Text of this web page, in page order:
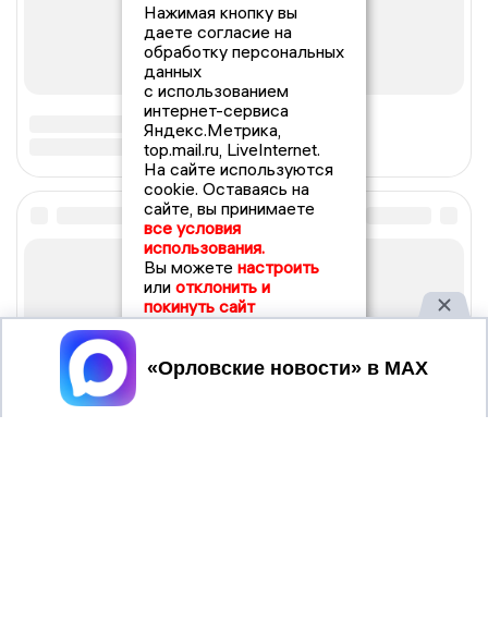
Нажимая кнопку вы
даете согласие на
обработку персональных
данных
с использованием
интернет-сервиса
Яндекс.Метрика,
top.mail.ru, LiveInternet.
На сайте используются
cookie. Оставаясь на
сайте, вы принимаете
все условия
использования.
Вы можете настроить
или отклонить и
покинуть сайт
Принять